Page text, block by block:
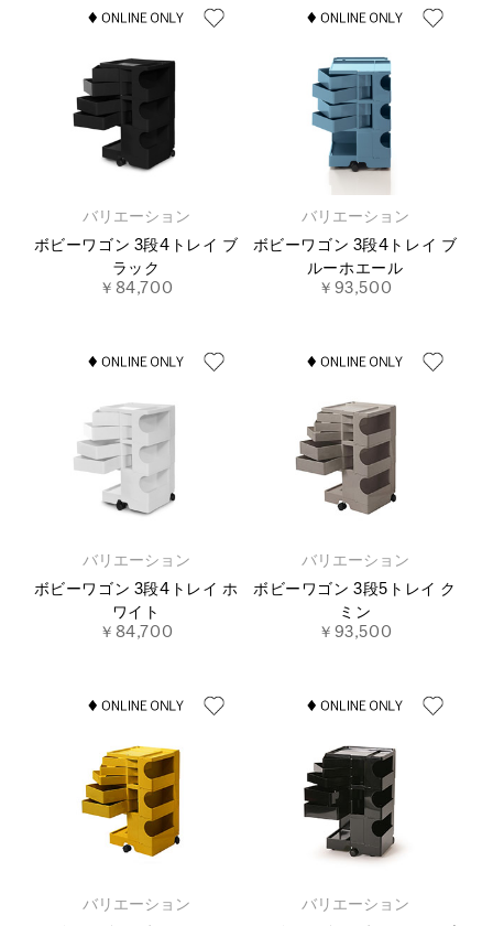
バリエーション
ボビーワゴン 3段4トレイ ブ
ラック
￥84,700
バリエーション
ボビーワゴン 3段4トレイ ブ
ルーホエール
￥93,500
バリエーション
ボビーワゴン 3段4トレイ ホ
ワイト
￥84,700
バリエーション
ボビーワゴン 3段5トレイ ク
ミン
￥93,500
バリエーション
バリエーション